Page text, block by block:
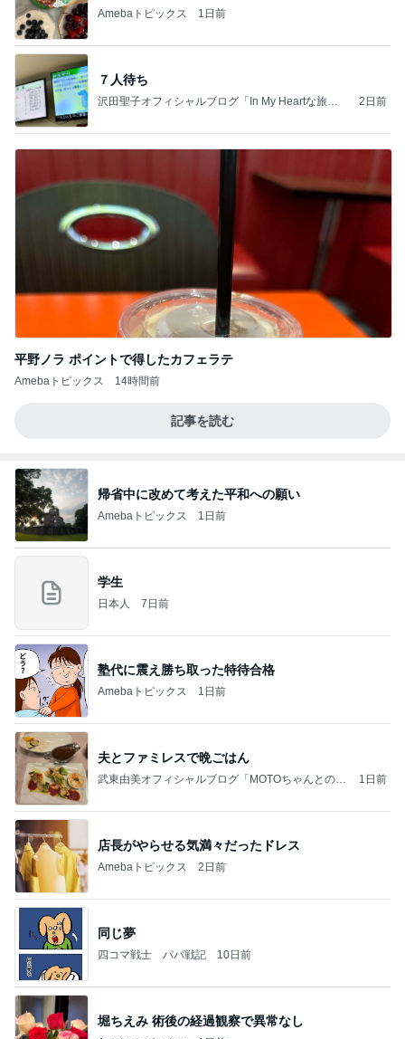
Amebaトピックス 1日前
７人待ち
沢田聖子オフィシャルブログ「In My Heartな旅日
2日前
平野ノラ ポイントで得したカフェラテ
Amebaトピックス 14時間前
記事を読む
帰省中に改めて考えた平和への願い
Amebaトピックス 1日前
学生
日本人 7日前
塾代に震え勝ち取った特待合格
Amebaトピックス 1日前
夫とファミレスで晩ごはん
武東由美オフィシャルブログ「MOTOちゃんとのは
1日前
店長がやらせる気満々だったドレス
Amebaトピックス 2日前
同じ夢
四コマ戦士 パパ戦記 10日前
堀ちえみ 術後の経過観察で異常なし